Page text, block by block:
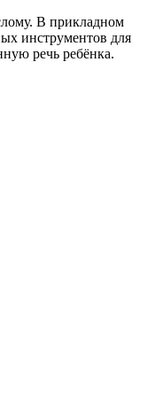
В прикладном
инструментов для
речь ребёнка.